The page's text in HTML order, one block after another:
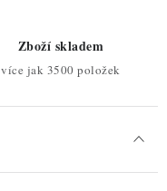
Zboží skladem
více jak 3500 položek